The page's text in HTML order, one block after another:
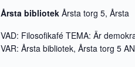
Årsta bibliotekÅrsta torg 5, Årsta
VAD: Filosofikafé TEMA: Är
VAR: Årsta bibliotek, Årsta torg 5